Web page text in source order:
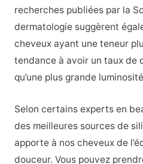
recherches publiées par la
dermatologie suggèrent
cheveux ayant une teneur
tendance à avoir un taux de
qu’une plus grande
Selon certains experts en
des meilleures sources de
apporte à nos cheveux de
douceur. Vous pouvez